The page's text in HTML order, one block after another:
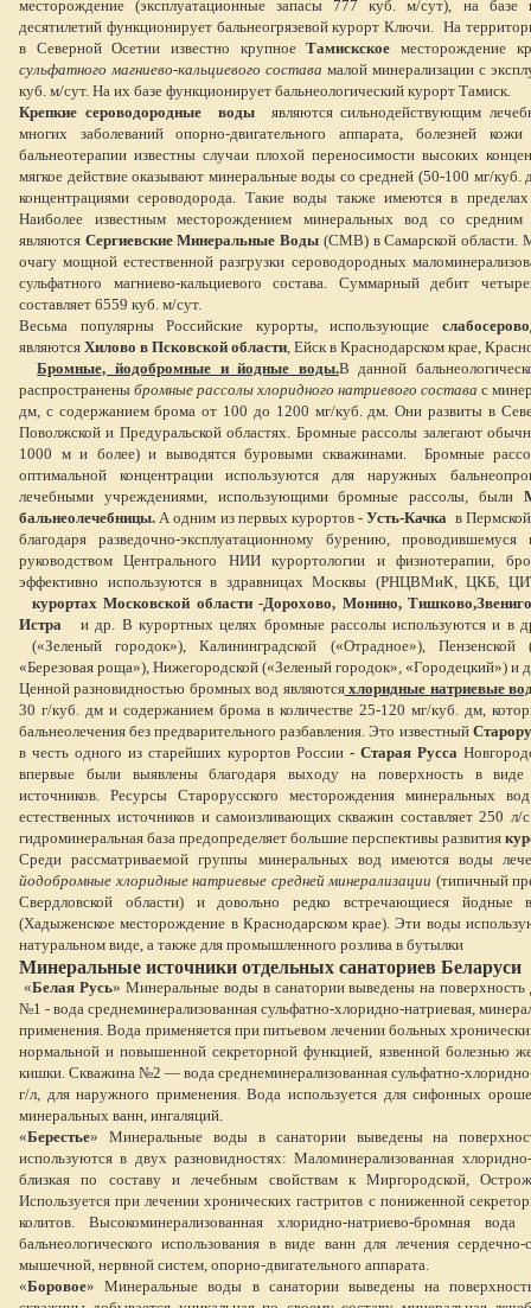
месторождение (эксплуатационные запасы 777 куб. м/сут), на базе
десятилетий функционирует бальнеогрязевой курорт Ключи. На
в Северной Осетии известно крупноеТамискскоеместорождение
сульфатного магниево-кальциевого состава малой минерализации с
куб. м/сут. На их базе функционирует бальнеологический курорт Тамиск.
Крепкие сероводородные
воды
являются сильнодействующим
многих заболеваний опорно-двигательного аппарата, болезней
бальнеотерапии известны случаи плохой переносимости высоких
мягкое действие оказывают минеральные воды со средней (50-100 мг/
концентрациями сероводорода. Такие воды также имеются в
Наиболее известным месторождением минеральных вод со средним
являются Сергиевские Минеральные Воды (СМВ) в Самарской области.
очагу мощной естественной разгрузки сероводородных
сульфатного магниево-кальциевого состава. Суммарный дебит
составляет 6559 куб. м/сут.
Весьма популярны Российские курорты, использующие
являются Хилово в Псковской области , Ейск в Краснодарском крае,
Бромные, йодобромные и йодные воды.В данной
распространены бромные рассолы хлоридного натриевого состава с
дм, с содержанием брома от 100 до 1200 мг/куб. дм. Они развиты в
Поволжской и Предуральской областях. Бромные рассолы залегают
1000 м и более) и выводятся буровыми скважинами. Бромные
оптимальной концентрации используются для наружных
лечебными учреждениями, использующими бромные рассолы, были
бальнеолечебницы. А одним из первых курортов - Усть-Качка в
благодаря разведочно-эксплуатационному бурению,
руководством Центрального НИИ курортологии и физиотерапии,
эффективно используются в здравницах Москвы (РНЦВМиК, ЦКБ,
курортах Московской области -Дорохово, Монино,
Истра и др. В курортных целях бромные рассолы используются и в
(«Зеленый городок»), Калининградской («Отрадное»), Пензенской
«Березовая роща»), Нижегородской («Зеленый городок», «Городецкий») и
Ценной разновидностью бромных вод являютсяхлоридные натриевые
30 г/куб. дм и содержанием брома в количестве 25-120 мг/куб. дм,
бальнеолечения без предварительного разбавления. Это известный
в честь одного из старейших курортов России - Старая Русса
впервые были выявлены благодаря выходу на поверхность в виде
источников. Ресурсы Старорусского месторождения минеральных
естественных источников и самоизливающих скважин составляет 250
гидроминеральная база предопределяет большие перспективы развития
Среди рассматриваемой группы минеральных вод имеются воды
йодобромные хлоридные натриевые средней минерализации (типичный
Свердловской области) и довольно редко встречающиеся
(Хадыженское месторождение в Краснодарском крае). Эти воды
натуральном виде, а также для промышленного розлива в бутылки
Минеральные источники отдельных санаториев Беларуси
«Белая Русь» Минеральные воды в санатории выведены на
№1 - вода среднеминерализованная сульфатно-хлоридно-натриевая,
применения. Вода применяется при питьевом лечении больных
нормальной и повышенной секреторной функцией, язвенной болезнью
кишки. Скважина №2 — вода среднеминерализованная сульфатно-
г/л, для наружного применения. Вода используется для сифонных
минеральных ванн, ингаляций.
«Берестье»
Минеральные воды в санатории выведены на
используются в двух разновидностях: Маломинерализованная
близкая по составу и лечебным свойствам к Миргородской,
Используется при лечении хронических гастритов с пониженной
колитов. Высокоминерализованная хлоридно-натриево-бромная
бальнеологического использования в виде ванн для лечения
мышечной, нервной систем, опорно-двигательного аппарата.
«Боровое»
Минеральные воды в санатории выведены на